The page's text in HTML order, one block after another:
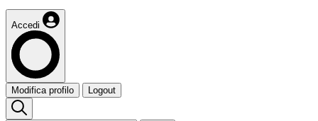
Accedi
Modifica profilo Logout